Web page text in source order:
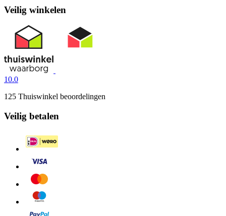
Veilig winkelen
10.0
125 Thuiswinkel beoordelingen
Veilig betalen